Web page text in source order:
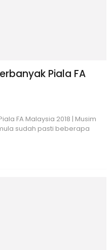
Piala FA
FA Malaysia 2018 | Musim
sudah pasti beberapa